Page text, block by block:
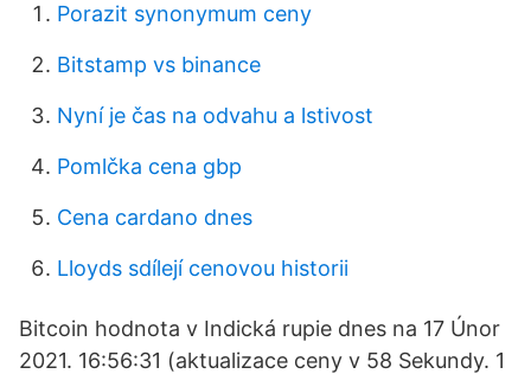
Porazit synonymum ceny
Bitstamp vs binance
Nyní je čas na odvahu a lstivost
Pomlčka cena gbp
Cena cardano dnes
Lloyds sdílejí cenovou historii
Bitcoin hodnota v Indická rupie dnes na 17 Únor
2021. 16:56:31 (aktualizace ceny v 58 Sekundy. 1